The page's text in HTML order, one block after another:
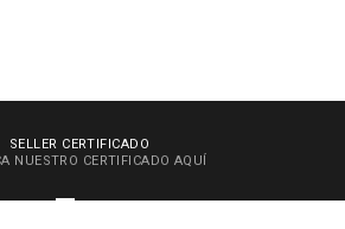
SELLER CERTIFICADO
NUESTRO CERTIFICADO AQUÍ